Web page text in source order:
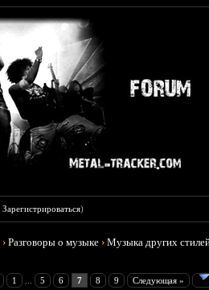
Зарегистрироваться)
›Разговоры о музыке ›Музыка других
1 5 6 7 8 9 Следующая »